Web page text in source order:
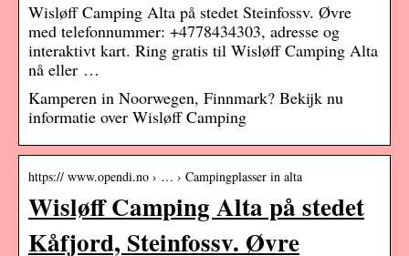
Wisløff Camping Alta på stedet Steinfossv. Øvre
med telefonnummer: +4778434303, adresse og
interaktivt kart. Ring gratis til Wisløff Camping Alta
nå eller …
Kamperen in Noorwegen, Finnmark? Bekijk nu
informatie over Wisløff Camping
https:// www.opendi.no › … › Campingplasser in alta
Wisløff Camping Alta på stedet
Kåfjord, Steinfossv. Øvre